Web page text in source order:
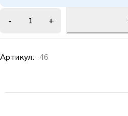
Артикул: 46